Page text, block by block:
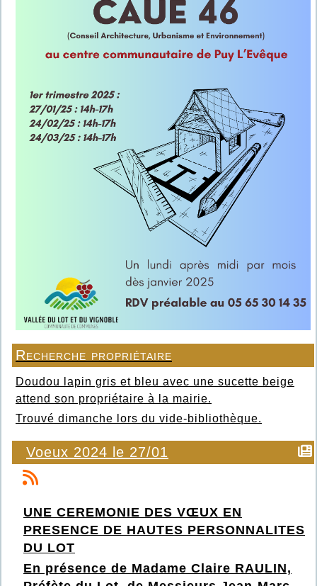
Recherche propriétaire
Doudou lapin gris et bleu avec une sucette beige
attend son propriétaire à la mairie.
Trouvé dimanche lors du vide-bibliothèque.
Voeux 2024 le 27/01
UNE CEREMONIE DES VŒUX EN
PRESENCE DE HAUTES PERSONNALITES
DU LOT
En présence de Madame Claire RAULIN,